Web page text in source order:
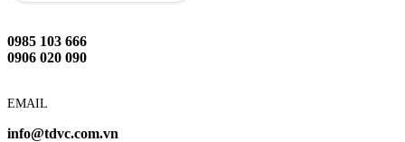
0985 103 666
0906 020 090
EMAIL
info@tdvc.com.vn